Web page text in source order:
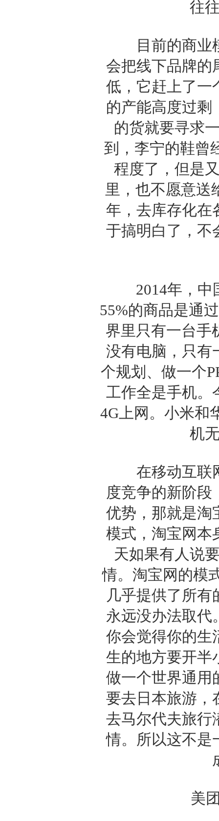
往
目前的商业模
会把线下品牌的
低，它赶上了一
的产能高度过剩
的货就要寻求
到，李宁的鞋曾
程度了，但是
里，也不愿意送
年，去库存化在
于搞明白了，不
2014年，中
55%的商品是通
界里只有一台手
没有电脑，只有
个规划、做一个
工作全是手机。
4G上网。小米和
机
在移动互联网
度竞争的新阶段
优势，那就是淘
模式，淘宝网本
天如果有人说
情。淘宝网的模
几乎提供了所
永远没办法取代
你会觉得你的生
生的地方要开半
做一个世界通用
要去日本旅游，
去马尔代夫旅行
情。所以这不是
美团